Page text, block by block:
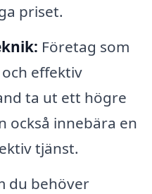
priset.
Företag som
effektiv
ta ut ett högre
också innebära en
tjänst.
du behöver